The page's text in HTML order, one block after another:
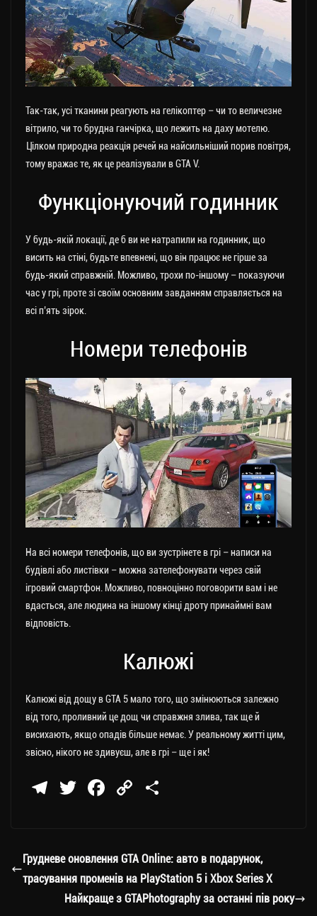
Так-так, усі тканини реагують на гелікоптер – чи то величезне
вітрило, чи то брудна ганчірка, що лежить на даху мотелю.
Цілком природна реакція речей на найсильніший порив повітря,
тому вражає те, як це реалізували в GTA V.
Функціонуючий годинник
У будь-якій локації, де б ви не натрапили на годинник, що
висить на стіні, будьте впевнені, що він працює не гірше за
будь-який справжній. Можливо, трохи по-іншому – показуючи
час у грі, проте зі своїм основним завданням справляється на
всі п’ять зірок.
Номери телефонів
На всі номери телефонів, що ви зустрінете в грі – написи на
будівлі або листівки – можна зателефонувати через свій
ігровий смартфон. Можливо, повноцінно поговорити вам і не
вдасться, але людина на іншому кінці дроту принаймні вам
відповість.
Калюжі
Калюжі від дощу в GTA 5 мало того, що змінюються залежно
від того, проливний це дощ чи справжня злива, так ще й
висихають, якщо опадів більше немає. У реальному житті цим,
звісно, нікого не здивуєш, але в грі – ще і як!
Te
a
m
T
er
Fa
ok
C
Li
nk
ли
ти
ся
Грудневе оновлення GTA Online: авто в подарунок,
трасування променів на PlayStation 5 і Xbox Series X
Найкраще з GTAPhotography за останні пів року